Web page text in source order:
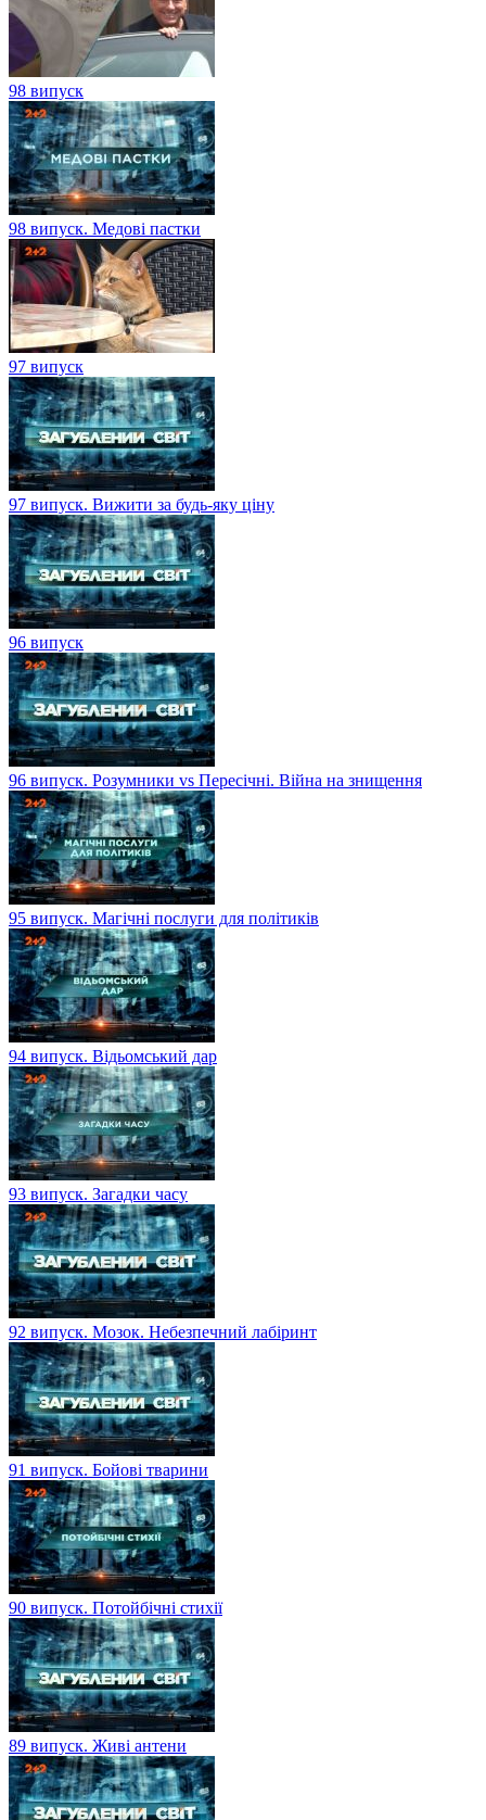
98 випуск
98 випуск. Медові пастки
97 випуск
97 випуск. Вижити за будь-яку ціну
96 випуск
96 випуск. Розумники vs Пересічні. Війна на знищення
95 випуск. Магічні послуги для політиків
94 випуск. Відьомський дар
93 випуск. Загадки часу
92 випуск. Мозок. Небезпечний лабіринт
91 випуск. Бойові тварини
90 випуск. Потойбічні стихії
89 випуск. Живі антени